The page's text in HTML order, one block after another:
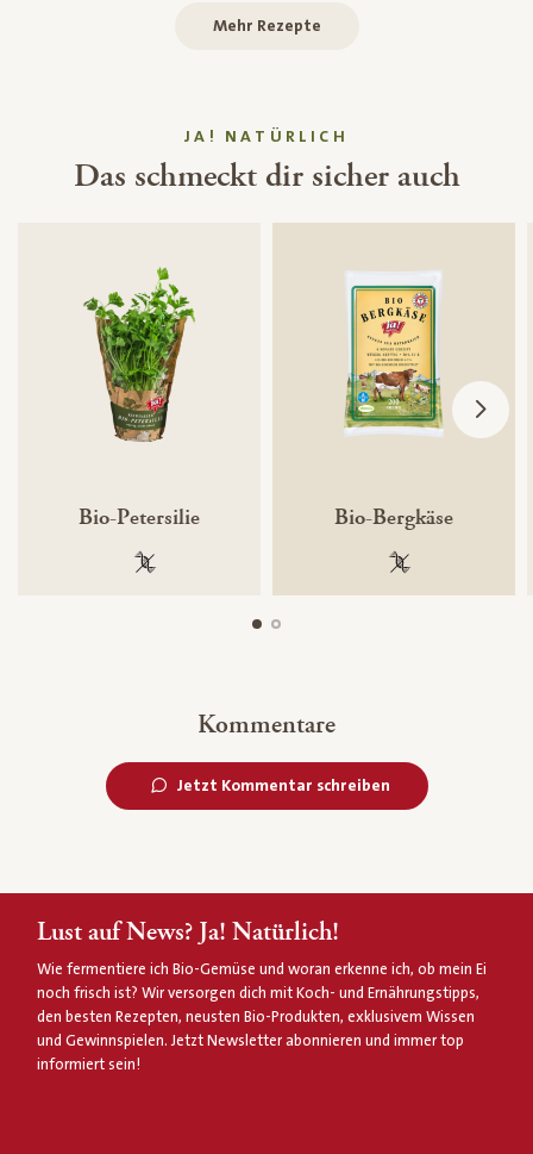
Mehr Rezepte
JA! NATÜRLICH
Das schmeckt dir sicher auch
Bio-Petersilie
100 % gentechnikfrei
Bio-Bergkäse
100 %
Kommentare
Jetzt Kommentar schreiben
Lust auf News? Ja! Natürlich!
Wie fermentiere ich Bio-Gemüse und woran erkenne ich, ob mein Ei
noch frisch ist? Wir versorgen dich mit Koch- und Ernährungstipps,
den besten Rezepten, neusten Bio-Produkten, exklusivem Wissen
und Gewinnspielen. Jetzt Newsletter abonnieren und immer top
informiert sein!